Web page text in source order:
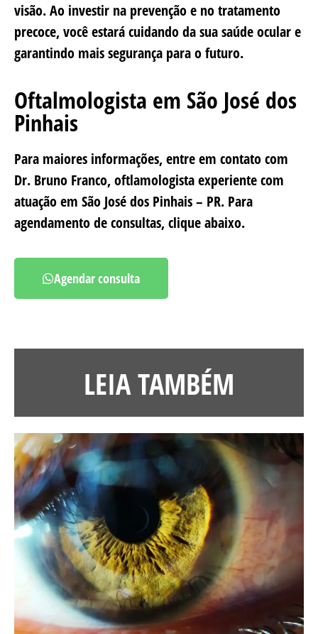
visão. Ao investir na prevenção e no tratamento
precoce, você estará cuidando da sua saúde ocular e
garantindo mais segurança para o futuro.
Oftalmologista em São José dos
Pinhais
Para maiores informações, entre em contato com
Dr. Bruno Franco, oftlamologista experiente com
atuação em São José dos Pinhais – PR. Para
agendamento de consultas, clique abaixo.
Agendar consulta
LEIA TAMBÉM